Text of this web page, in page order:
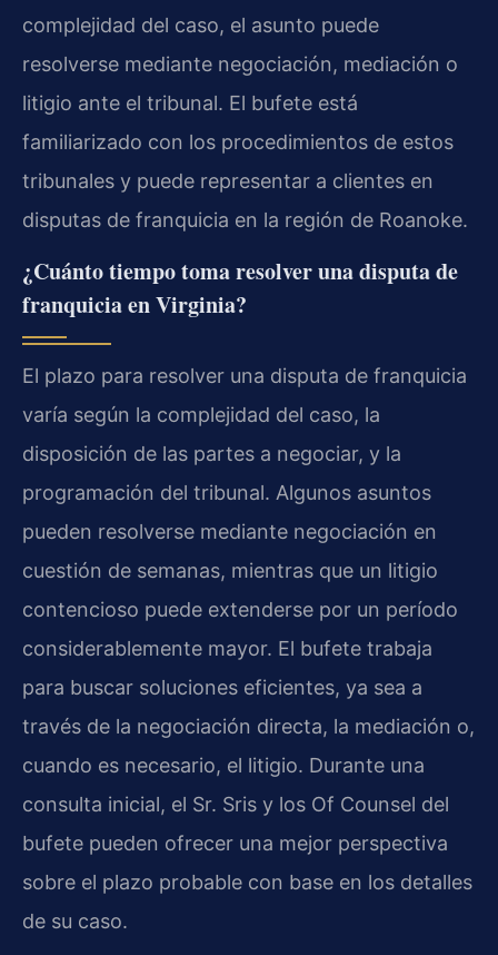
complejidad del caso, el asunto puede
resolverse mediante negociación, mediación o
litigio ante el tribunal. El bufete está
familiarizado con los procedimientos de estos
tribunales y puede representar a clientes en
disputas de franquicia en la región de Roanoke.
¿Cuánto tiempo toma resolver una disputa de
franquicia en Virginia?
El plazo para resolver una disputa de franquicia
varía según la complejidad del caso, la
disposición de las partes a negociar, y la
programación del tribunal. Algunos asuntos
pueden resolverse mediante negociación en
cuestión de semanas, mientras que un litigio
contencioso puede extenderse por un período
considerablemente mayor. El bufete trabaja
para buscar soluciones eficientes, ya sea a
través de la negociación directa, la mediación o,
cuando es necesario, el litigio. Durante una
consulta inicial, el Sr. Sris y los Of Counsel del
bufete pueden ofrecer una mejor perspectiva
sobre el plazo probable con base en los detalles
de su caso.